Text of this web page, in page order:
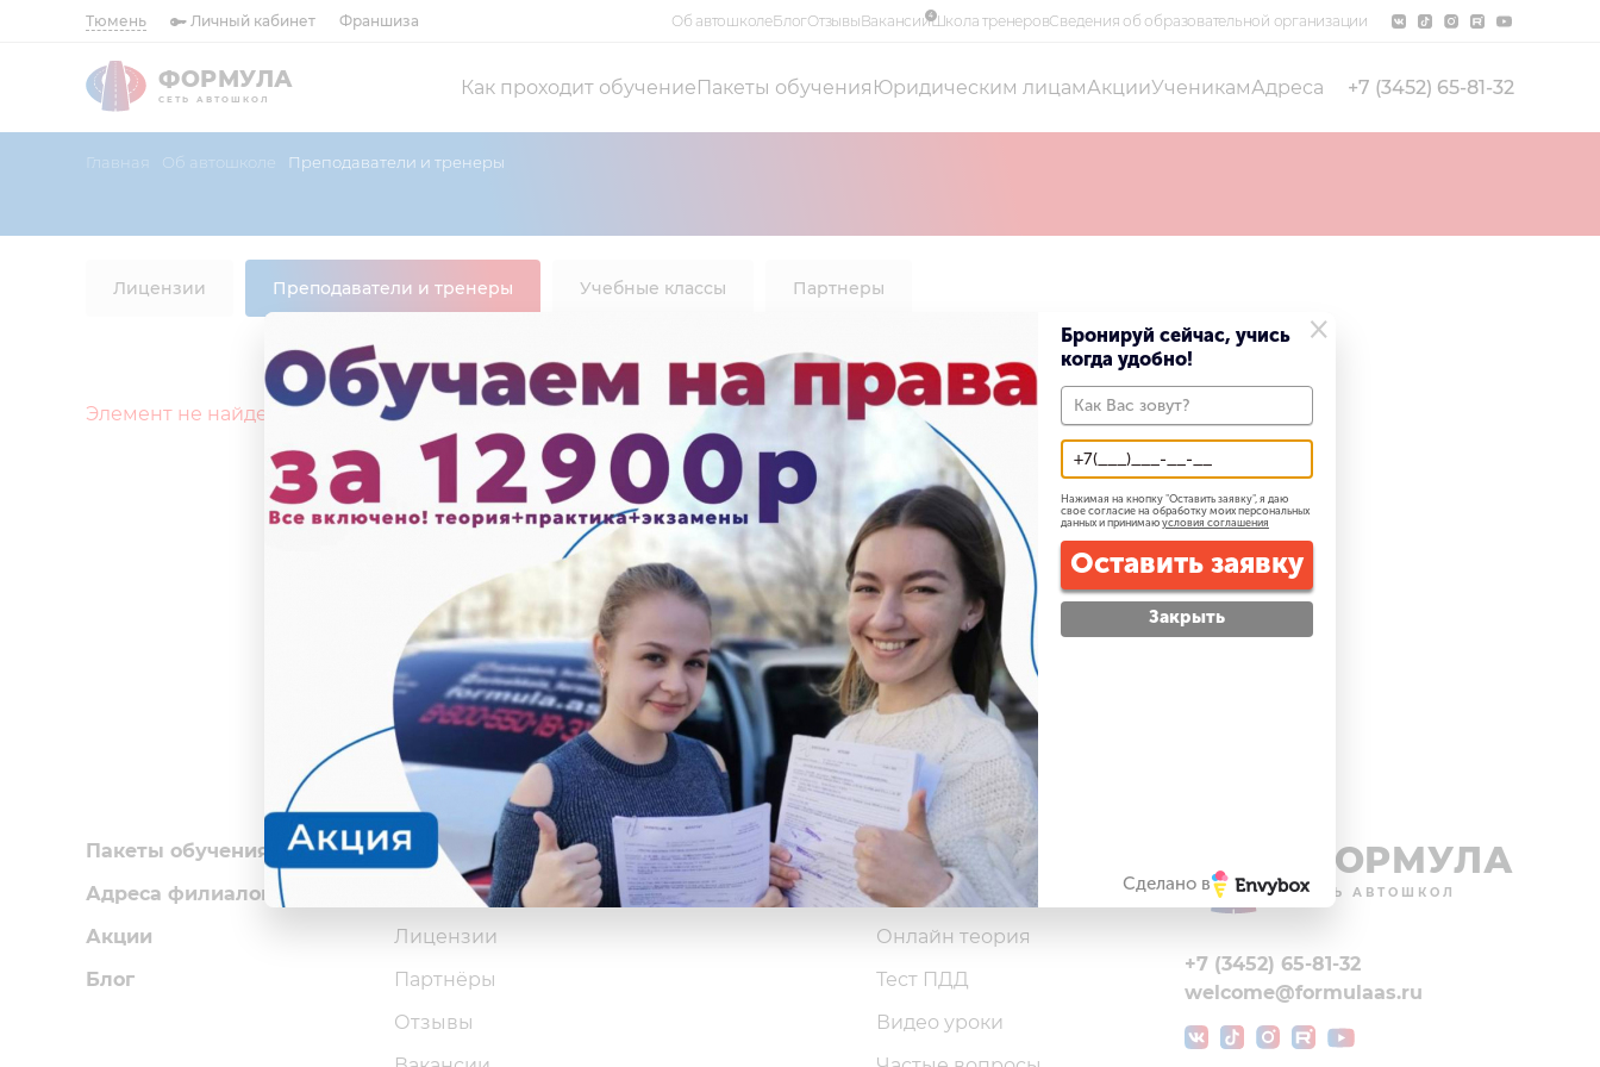
Тюмень Личный кабинет Франшиза Об автошколеБлогОтзывыВакансии4Школа тренеровСведения об образовательной организации
ФОРМУЛА
СЕТЬ АВТОШКОЛ
Как проходит обучениеПакеты обучения Юридическим лицамАкцииУченикамАдреса +7 (3452) 65-81-32
Главная Об автошколе Преподаватели и тренеры
Лицензии Преподаватели и тренеры Учебные классы Партнеры
Элемент не найден!
Пакеты обучения
Адреса филиалов
Акции
Блог
Об автошколе
Преподаватели и тренеры
Лицензии
Партнёры
Отзывы
Ученикам
Расписание занятий
Онлайн теория
Тест ПДД
Видео уроки
ФОРМУЛА
СЕТЬ АВТОШКОЛ
+7 (3452) 65-81-32
welcome@formulaas.ru
×
Бронируй сейчас, учись
когда удобно!
Нажимая на кнопку "Оставить заявку", я даю
свое согласие на обработку моих персональных
данных и принимаю условия соглашения
Оставить заявку
Закрыть
Сделано в